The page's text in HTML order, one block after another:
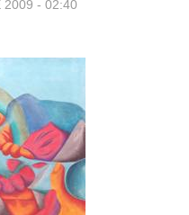
2009 - 02:40